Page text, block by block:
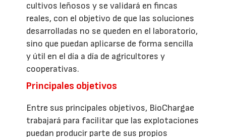
cultivos leñosos y se validará en fincas
reales, con el objetivo de que las soluciones
desarrolladas no se queden en el laboratorio,
sino que puedan aplicarse de forma sencilla
y útil en el día a día de agricultores y
cooperativas.
Principales objetivos
Entre sus principales objetivos, BioChargae
trabajará para facilitar que las explotaciones
puedan producir parte de sus propios